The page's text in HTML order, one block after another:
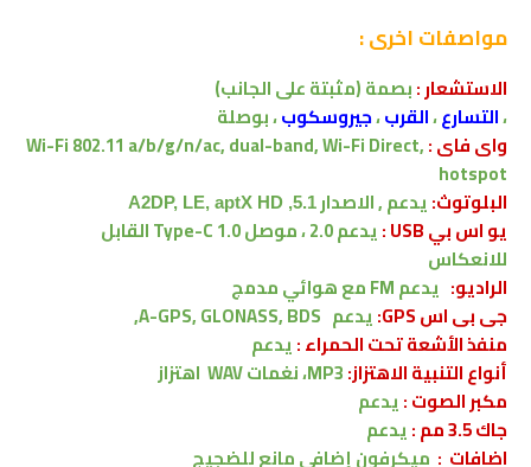
مواصفات اخرى:
الاستشعار :بصمة (مثبتة على الجانب)
،التسارع،القرب،جيروسكوب، بوصلة
واى فاى :Wi-Fi 802.11 a/b/g/n/ac, dual-band, Wi-Fi Direct,
hotspot
البلوتوث:يدعم , الاصدار 5.1, A2DP, LE, aptX HD
يو اس بي USB :يدعم
2.0 ، موصل Type-C 1.0 القابل
للانعكاس
الراديو: يدعم FM مع هوائي مدمج
جى بى اس GPS:
يدعم A-GPS, GLONASS, BDS,
منفذ الأشعة تحت الحمراء :يدعم
أنواع التنبية الاهتزاز:
اهتزاز
مكبر الصوت :يدعم
جاك 3.5 مم :
يدعم
اضافات : ميكرفون إضافي مانع للضجيج